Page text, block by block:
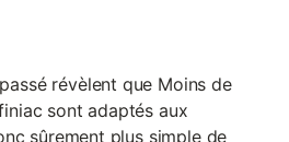
révèlent que Moins de
sont adaptés aux
sûrement plus simple de